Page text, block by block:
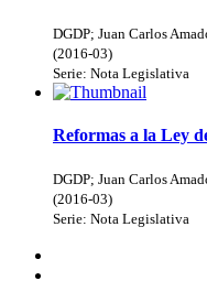
DGDP; Juan Carlos
(2016-03)
Serie: Nota Legislativa
Reformas a la Ley
DGDP; Juan Carlos
(2016-03)
Serie: Nota Legislativa